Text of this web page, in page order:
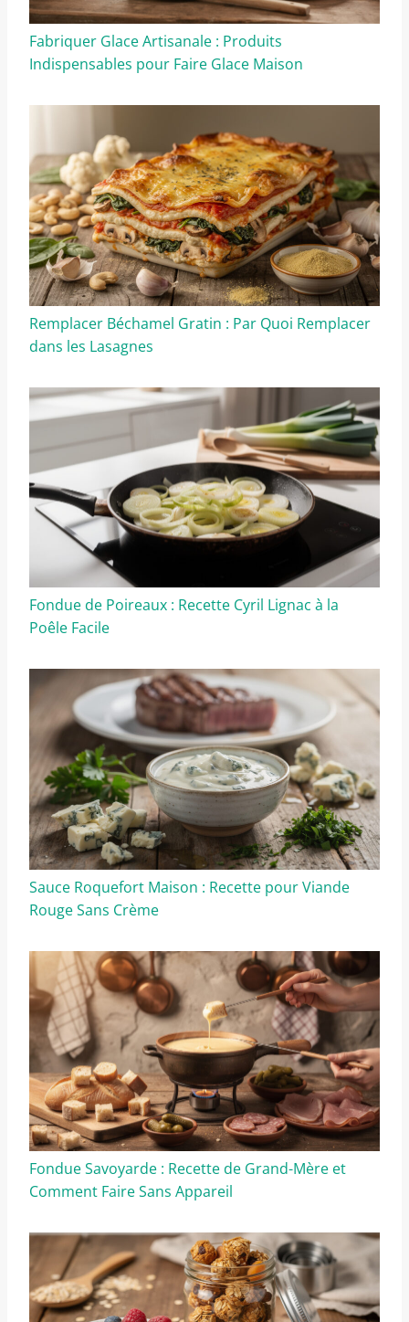
Fabriquer Glace Artisanale : Produits
Indispensables pour Faire Glace Maison
Remplacer Béchamel Gratin : Par Quoi Remplacer
dans les Lasagnes
Fondue de Poireaux : Recette Cyril Lignac à la
Poêle Facile
Sauce Roquefort Maison : Recette pour Viande
Rouge Sans Crème
Fondue Savoyarde : Recette de Grand-Mère et
Comment Faire Sans Appareil